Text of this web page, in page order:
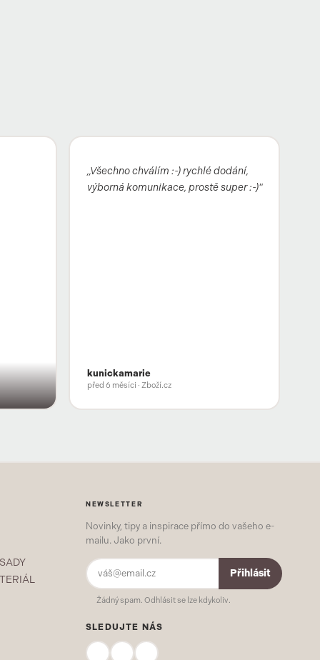
„Všechno chválím :-) rychlé dodání,
výborná komunikace, prostě super :-)"
kunickamarie
před 6 měsíci · Zboží.cz
NEWSLETTER
Novinky, tipy a inspirace přímo do vašeho e-
mailu. Jako první.
Přihlásit
Žádný spam. Odhlásit se lze kdykoliv.
SLEDUJTE NÁS